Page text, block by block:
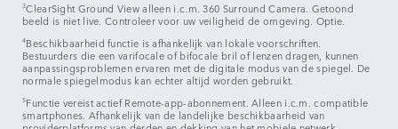
3ClearSight Ground View alleen i.c.m. 360 Surround Camera. Getoond
beeld is niet live. Controleer voor uw veiligheid de omgeving. Optie.
4Beschikbaarheid functie is afhankelijk van lokale voorschriften.
Bestuurders die een varifocale of bifocale bril of lenzen dragen, kunnen
aanpassingsproblemen ervaren met de digitale modus van de spiegel. De
normale spiegelmodus kan echter altijd worden gebruikt.
5Functie vereist actief Remote-app-abonnement. Alleen i.c.m. compatible
smartphones. Afhankelijk van de landelijke beschikbaarheid van